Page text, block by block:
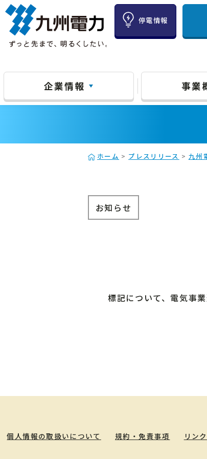
停電情報
企業情報 事業
ホーム > プレスリリース > 九州
お知らせ
標記について、電気事
個人情報の取扱いについて 規約・免責事項 リン